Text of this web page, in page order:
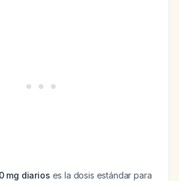
mg diarios es la dosis estándar para